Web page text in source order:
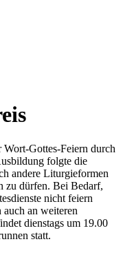
Wort-Gottes-Feiern durch
folgte die
andere Liturgieformen
zu dürfen. Bei Bedarf,
nicht feiern
an weiteren
dienstags um 19.00
statt.